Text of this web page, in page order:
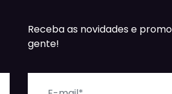
Receba as novidades e
gente!